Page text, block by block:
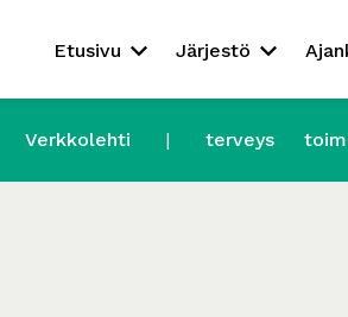
Etusivu Järjestö
Verkkolehti terveys